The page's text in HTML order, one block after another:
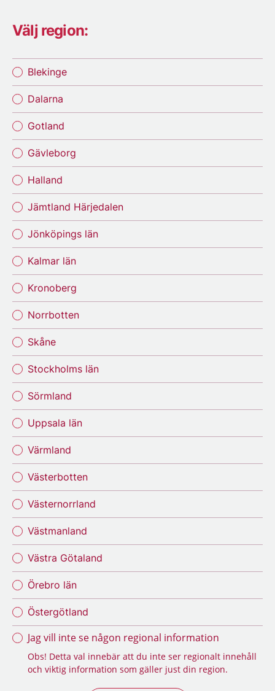
Välj region:
Blekinge
Dalarna
Gotland
Gävleborg
Halland
Jämtland Härjedalen
Jönköpings län
Kalmar län
Kronoberg
Norrbotten
Skåne
Stockholms län
Sörmland
Uppsala län
Värmland
Västerbotten
Västernorrland
Västmanland
Västra Götaland
Örebro län
Östergötland
Jag vill inte se någon regional information
Obs! Detta val innebär att du inte ser regionalt innehåll
och viktig information som gäller just din region.